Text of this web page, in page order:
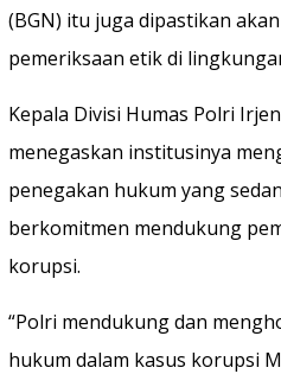
(BGN) itu juga dipastikan
pemeriksaan etik di
Kepala Divisi Humas Polri
menegaskan institusinya
penegakan hukum yang
berkomitmen mendukung
korupsi.
“Polri mendukung dan
hukum dalam kasus korupsi